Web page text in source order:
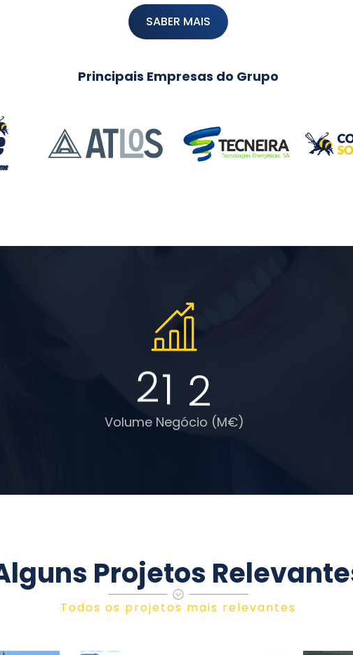
SABER MAIS
Principais Empresas do Grupo
21 2
Volume Negócio (M€)
Projetos
Todos os projetos mais relevantes